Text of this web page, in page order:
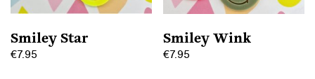
Smiley Star
€7.95
Smiley Wink
€7.95